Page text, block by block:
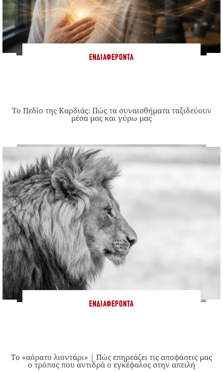
ΕΝΔΙΑΦΈΡΟΝΤΑ
Το Πεδίο της Καρδιάς: Πώς τα συναισθήματα ταξιδεύουν
μέσα μας και γύρω μας
ΕΝΔΙΑΦΈΡΟΝΤΑ
Το «αόρατο λιοντάρι» | Πώς επηρεάζει τις αποφάσεις μας
ο τρόπος που αντιδρά ο εγκέφαλος στην απειλή